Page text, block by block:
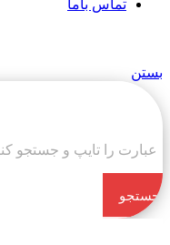
تماس باما
بستن
جستجو